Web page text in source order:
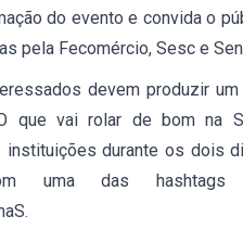
do evento e convida o
pela Fecomércio, Sesc e
devem produzir
que vai rolar de bom na
instituições durante os dois
uma das
.